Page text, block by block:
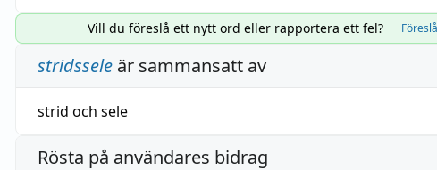
Vill du föreslå ett nytt ord eller rapportera ett fel? Föreslå
stridssele är sammansatt av
strid och sele
Rösta på användares bidrag